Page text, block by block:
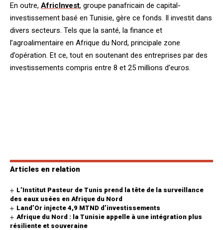
En outre, AfricInvest, groupe panafricain de capital-
investissement basé en Tunisie, gère ce fonds. Il investit dans
divers secteurs. Tels que la santé, la finance et
l’agroalimentaire en Afrique du Nord, principale zone
d’opération. Et ce, tout en soutenant des entreprises par des
investissements compris entre 8 et 25 millions d’euros.
Articles en relation
L’Institut Pasteur de Tunis prend la tête de la surveillance
des eaux usées en Afrique du Nord
Land’Or injecte 4,9 MTND d’investissements
Afrique du Nord : la Tunisie appelle à une intégration plus
résiliente et souveraine